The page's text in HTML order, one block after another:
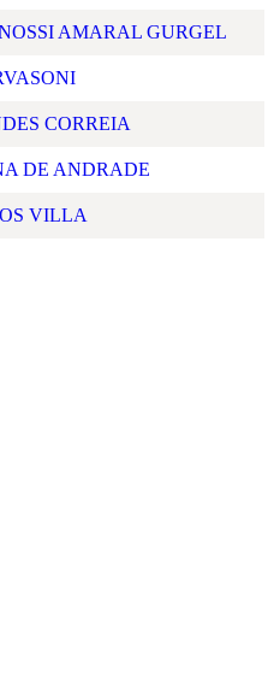
AMARAL GURGEL
CORREIA
DE ANDRADE
VILLA